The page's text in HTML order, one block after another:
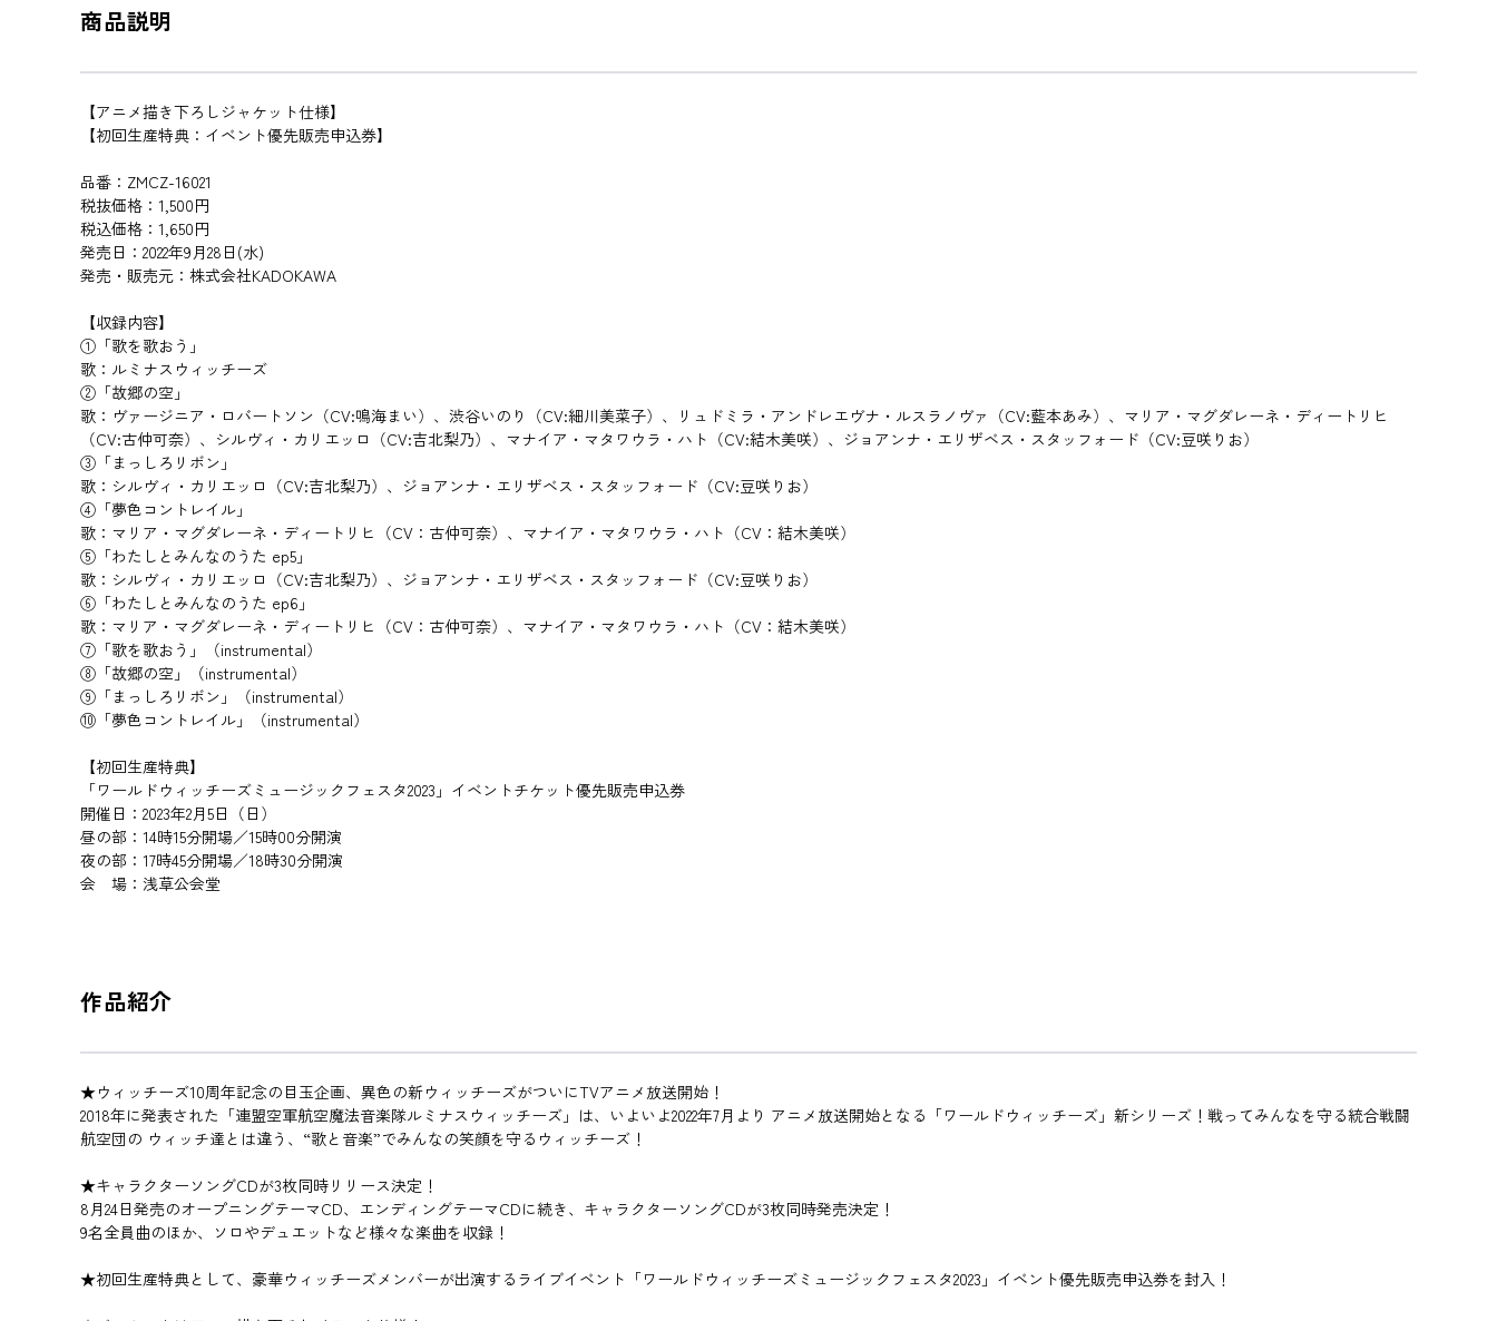
商品説明
【アニメ描き下ろしジャケット仕様】
【初回生産特典：イベント優先販売申込券】
品番：ZMCZ-16021
税抜価格：1,500円
税込価格：1,650円
発売日：2022年9月28日(水)
発売・販売元：株式会社KADOKAWA
【収録内容】
①「歌を歌おう」
歌：ルミナスウィッチーズ
②「故郷の空」
歌：ヴァージニア・ロバートソン（CV:鳴海まい）、渋谷いのり（CV:細川美菜子）、リュドミラ・アンドレエヴナ・ルスラノヴァ（CV:藍本あみ）、マリア・マグダレーネ・ディートリヒ
（CV:古仲可奈）、シルヴィ・カリエッロ（CV:吉北梨乃）、マナイア・マタワウラ・ハト（CV:結木美咲）、ジョアンナ・エリザベス・スタッフォード（CV:豆咲りお）
③「まっしろリボン」
歌：シルヴィ・カリエッロ（CV:吉北梨乃）、ジョアンナ・エリザベス・スタッフォード（CV:豆咲りお）
④「夢色コントレイル」
歌：マリア・マグダレーネ・ディートリヒ（CV：古仲可奈）、マナイア・マタワウラ・ハト（CV：結木美咲）
⑤「わたしとみんなのうた ep5」
歌：シルヴィ・カリエッロ（CV:吉北梨乃）、ジョアンナ・エリザベス・スタッフォード（CV:豆咲りお）
⑥「わたしとみんなのうた ep6」
歌：マリア・マグダレーネ・ディートリヒ（CV：古仲可奈）、マナイア・マタワウラ・ハト（CV：結木美咲）
⑦「歌を歌おう」（instrumental）
⑧「故郷の空」（instrumental）
⑨「まっしろリボン」（instrumental）
⑩「夢色コントレイル」（instrumental）
【初回生産特典】
「ワールドウィッチーズミュージックフェスタ2023」イベントチケット優先販売申込券
開催日：2023年2月5日（日）
昼の部：14時15分開場／15時00分開演
夜の部：17時45分開場／18時30分開演
会 場：浅草公会堂
作品紹介
★ウィッチーズ10周年記念の目玉企画、異色の新ウィッチーズがついにTVアニメ放送開始！
2018年に発表された「連盟空軍航空魔法音楽隊ルミナスウィッチーズ」は、いよいよ2022年7月より アニメ放送開始となる「ワールドウィッチーズ」新シリーズ！戦ってみんなを守る統合戦闘
航空団の ウィッチ達とは違う、“歌と音楽”でみんなの笑顔を守るウィッチーズ！
★キャラクターソングCDが3枚同時リリース決定！
8月24日発売のオープニングテーマCD、エンディングテーマCDに続き、キャラクターソングCDが3枚同時発売決定！
9名全員曲のほか、ソロやデュエットなど様々な楽曲を収録！
★初回生産特典として、豪華ウィッチーズメンバーが出演するライブイベント「ワールドウィッチーズミュージックフェスタ2023」イベント優先販売申込券を封入！